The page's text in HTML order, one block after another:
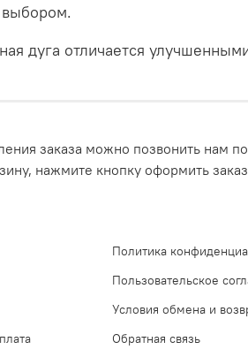
дуга отличается
заказа можно позвонить нам
нажмите кнопку оформить
Политика
Пользовательское
Условия обмена и
Обратная связь